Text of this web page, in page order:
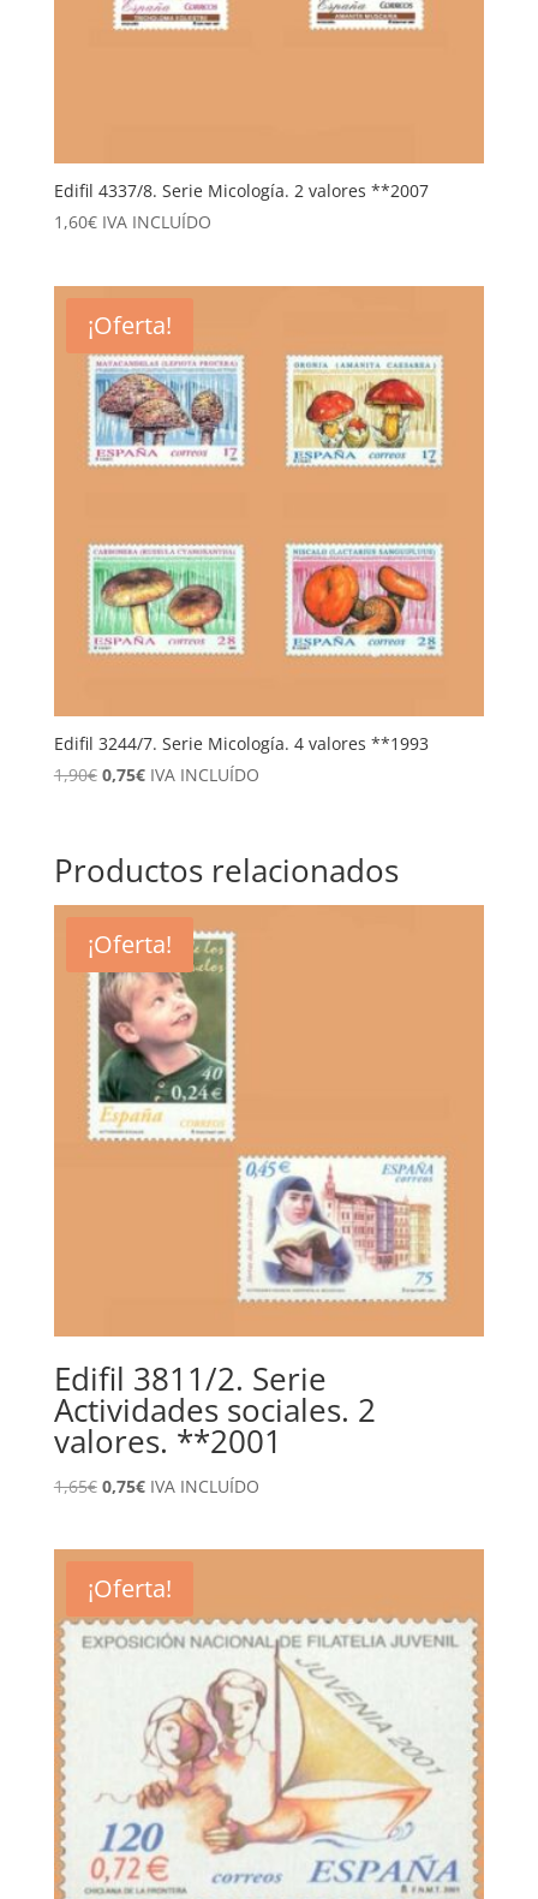
Edifil 4337/8. Serie Micología. 2 valores **2007
1,60€ IVA INCLUÍDO
¡Oferta!
Edifil 3244/7. Serie Micología. 4 valores **1993
1,90€ El
era:
1,90€.
0,75€El
es:
0,75€.
IVA INCLUÍDO
Productos relacionados
¡Oferta!
Edifil 3811/2. Serie
Actividades sociales. 2
valores. **2001
1,65€ El
1,65€.
0,75€El
0,75€.
IVA INCLUÍDO
¡Oferta!